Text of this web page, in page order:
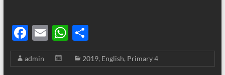
F
ac
e
E
m
ail
W
h
at
S
h
ar
admin 2019, English, Primary 4